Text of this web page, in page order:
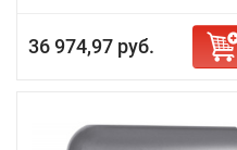
36 974,97 руб.